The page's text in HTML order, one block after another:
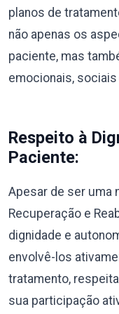
planos de
não apenas os
paciente, mas
emocionais,
Respeito à
Paciente:
Apesar de ser uma
Recuperação e
dignidade e
envolvê-los
tratamento,
sua participação